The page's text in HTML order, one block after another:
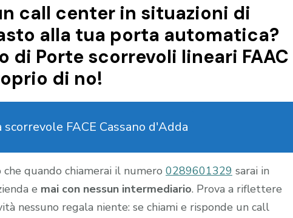
call center in situazioni di
alla tua porta automatica?
di Porte scorrevoli lineari FAAC
di no!
FACE Cassano d'Adda
quando chiamerai il numero 0289601329 sarai in
e mai con nessun intermediario. Prova a riflettere
nessuno regala niente: se chiami e risponde un call